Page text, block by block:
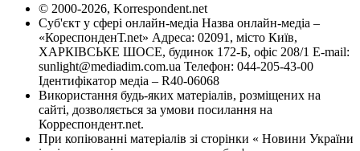
© 2000-2026, Korrespondent.net
Суб'єкт у сфері онлайн-медіа Назва онлайн-медіа –
«КореспонденТ.net» Адреса: 02091, місто Київ,
ХАРКІВСЬКЕ ШОСЕ, будинок 172-Б, офіс 208/1 E-mail:
sunlight@mediadim.com.ua Телефон: 044-205-43-00
Ідентифікатор медіа – R40-06068
Використання будь-яких матеріалів, розміщених на
сайті, дозволяється за умови посилання на
Корреспондент.net.
При копіюванні матеріалів зі сторінки « Новини України